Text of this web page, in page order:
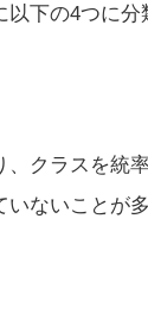
下の4つに分
クラスを統
ないことが